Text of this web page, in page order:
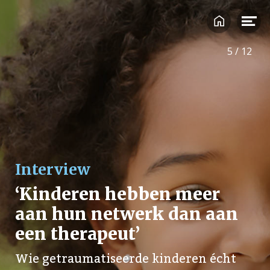
Auteur: Ditty Eimers, Edith Geurts
Leestijd: 5 minuten
 Lees verder
‘Dat mijn schoonmoeder onze kinderen zo vaak heeft
opgevangen toen mijn man werkloos thuiszat en ik een
lichte depressie had, heeft ons echt door die moeilijke
Interview
‘Kinderen hebben meer
aan hun netwerk dan aan
een therapeut’
Wie getraumatiseerde kinderen écht
5/12